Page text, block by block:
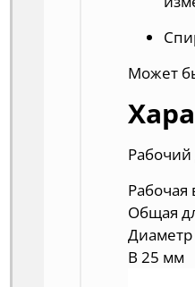
Может
Рабочая
Общая
Диаметр
B 25 мм